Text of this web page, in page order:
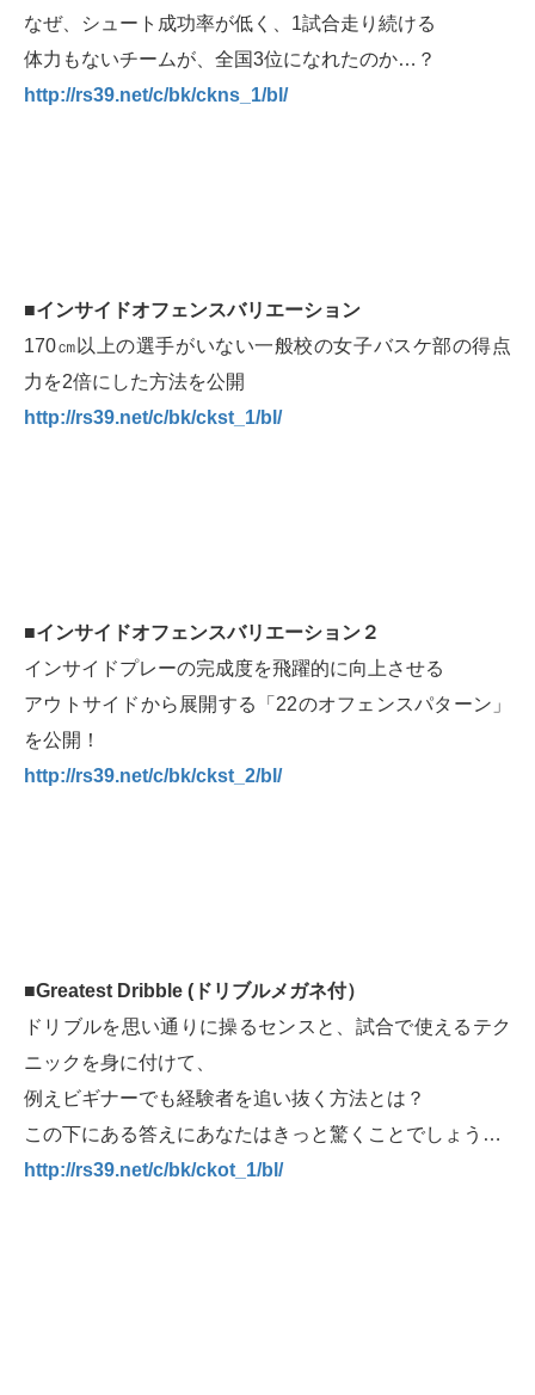
なぜ、シュート成功率が低く、1試合走り続ける
体力もないチームが、全国3位になれたのか…？
http://rs39.net/c/bk/ckns_1/bl/
■インサイドオフェンスバリエーション
170㎝以上の選手がいない一般校の女子バスケ部の得点
力を2倍にした方法を公開
http://rs39.net/c/bk/ckst_1/bl/
■インサイドオフェンスバリエーション２
インサイドプレーの完成度を飛躍的に向上させる
アウトサイドから展開する「22のオフェンスパターン」
を公開！
http://rs39.net/c/bk/ckst_2/bl/
■Greatest Dribble (ドリブルメガネ付）
ドリブルを思い通りに操るセンスと、試合で使えるテク
ニックを身に付けて、
例えビギナーでも経験者を追い抜く方法とは？
この下にある答えにあなたはきっと驚くことでしょう…
http://rs39.net/c/bk/ckot_1/bl/